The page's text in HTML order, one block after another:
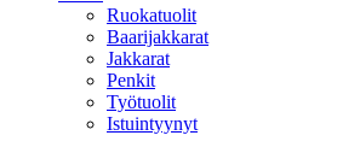
Ruokatuolit
Baarijakkarat
Jakkarat
Penkit
Työtuolit
Istuintyynyt